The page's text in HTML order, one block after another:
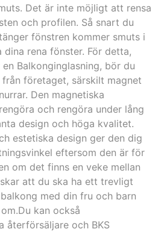
Det är inte möjligt att rensa
och profilen. Så snart du
fönstren kommer smuts i
rena fönster. För detta,
Balkonginglasning, bör du
företaget, särskilt magnet
Den magnetiska
och rengöra under lång
design och höga kvalitet.
estetiska design ger den dig
eftersom den är för
om det finns en veke mellan
att du ska ha ett trevligt
med din fru och barn
kan också
återförsäljare och BKS